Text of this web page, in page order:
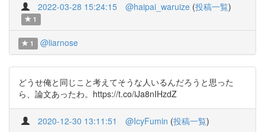
2022-03-28 15:24:15 @haipai_waruize (投稿一覧)
1
1 @liarnose
どうせ俺と同じこと考えてそうな人いるんだろうと思った
ら、論文あったわ。https://t.co/iJa8nIHzdZ
2020-12-30 13:11:51 @IcyFumin (投稿一覧)